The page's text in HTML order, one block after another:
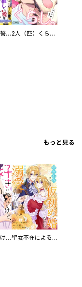
推しへの愛を誓いますか？～アラサー女子、推しは逃げぬが人生逃げる～ 2人（匹）くらし。
もっと見る
好きじゃないけど、抱いてください【電子単行本版／特典おまけ付き】 聖女不在による仮初め婚なのに、不器用な王太子に溺愛されています【電子単行本版／特典おまけ付き】